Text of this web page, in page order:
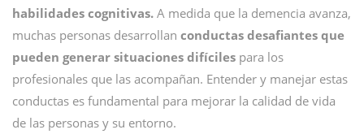
habilidades cognitivas. A medida que la demencia avanza,
muchas personas desarrollan conductas desafiantes que
pueden generar situaciones difíciles para los
profesionales que las acompañan. Entender y manejar estas
conductas es fundamental para mejorar la calidad de vida
de las personas y su entorno.